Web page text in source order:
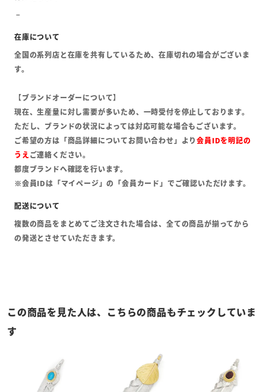
全国の系列店と在庫を共有しているため、在庫切れの場合がございま
す。
【ブランドオーダーについて】
現在、生産量に対し需要が多いため、一時受付を停止しております。
ただし、ブランドの状況によっては対応可能な場合もございます。
ご希望の方は「商品詳細についてお問い合わせ」より会員IDを明記の
うえご連絡ください。
都度ブランドへ確認を行います。
※会員IDは「マイページ」の「会員カード」でご確認いただけます。
複数の商品をまとめてご注文された場合は、全ての商品が揃ってから
の発送とさせていただきます。
この商品を見た人は、こちらの商品もチェックしていま
す